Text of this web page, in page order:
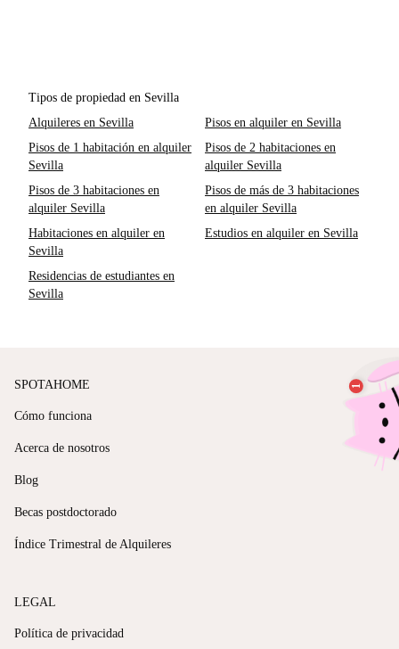
Tipos de propiedad en Sevilla
Alquileres en Sevilla
Pisos en alquiler en Sevilla
Pisos de 1 habitación en alquiler
Sevilla
Pisos de 2 habitaciones en
alquiler Sevilla
Pisos de 3 habitaciones en
alquiler Sevilla
Pisos de más de 3 habitaciones
en alquiler Sevilla
Habitaciones en alquiler en
Sevilla
Estudios en alquiler en Sevilla
Residencias de estudiantes en
Sevilla
SPOTAHOME
Cómo funciona
Acerca de nosotros
Blog
Becas postdoctorado
Índice Trimestral de Alquileres
LEGAL
Política de privacidad